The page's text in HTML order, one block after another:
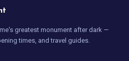
greatest monument after dark —
times, and travel guides.